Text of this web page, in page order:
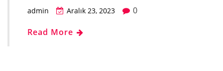
admin Aralık 23, 2023
0
Read More